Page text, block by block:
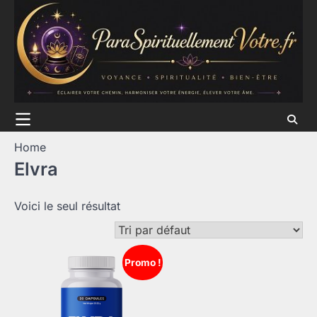
content
Home
Elvra
Voici le seul résultat
Promo !